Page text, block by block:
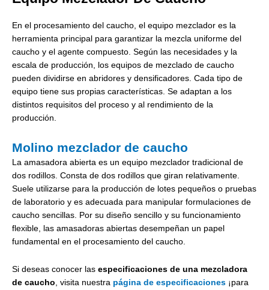
En el procesamiento del caucho, el equipo mezclador es la
herramienta principal para garantizar la mezcla uniforme del
caucho y el agente compuesto. Según las necesidades y la
escala de producción, los equipos de mezclado de caucho
pueden dividirse en abridores y densificadores. Cada tipo de
equipo tiene sus propias características. Se adaptan a los
distintos requisitos del proceso y al rendimiento de la
producción.
Molino mezclador de caucho
La amasadora abierta es un equipo mezclador tradicional de
dos rodillos. Consta de dos rodillos que giran relativamente.
Suele utilizarse para la producción de lotes pequeños o pruebas
de laboratorio y es adecuada para manipular formulaciones de
caucho sencillas. Por su diseño sencillo y su funcionamiento
flexible, las amasadoras abiertas desempeñan un papel
fundamental en el procesamiento del caucho.
Si deseas conocer las especificaciones de una mezcladora
de caucho , visita nuestra página de especificaciones ¡para